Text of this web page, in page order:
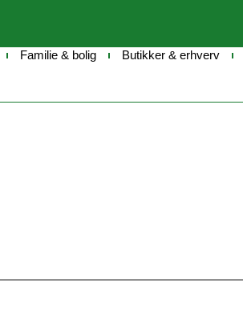
Familie & bolig Butikker & erhverv